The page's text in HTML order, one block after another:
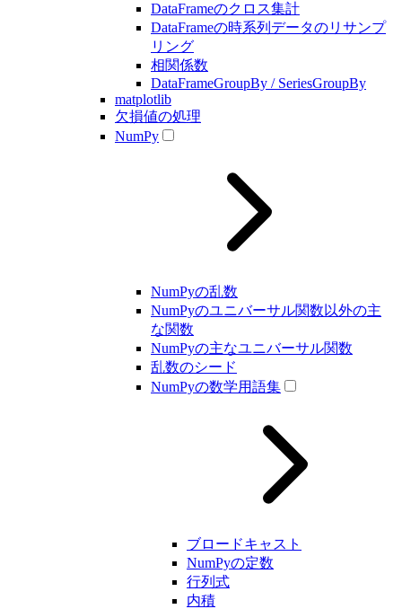
DataFrameのクロス集計
DataFrameの時系列データのリサンプ
リング
相関係数
DataFrameGroupBy / SeriesGroupBy
matplotlib
欠損値の処理
NumPy
NumPyの乱数
NumPyのユニバーサル関数以外の主
な関数
NumPyの主なユニバーサル関数
乱数のシード
NumPyの数学用語集
ブロードキャスト
NumPyの定数
行列式
内積